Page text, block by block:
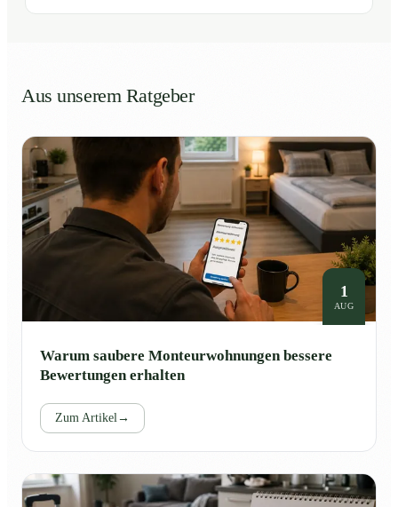
Aus unserem Ratgeber
1
AUG
Warum saubere Monteurwohnungen bessere
Bewertungen erhalten
Zum Artikel→